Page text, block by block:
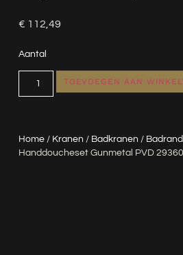
Home/ Kranen / Badkranen /
Handdoucheset Gunmetal PVD
€ 112,49
Aantal
TOEVOEGEN AAN